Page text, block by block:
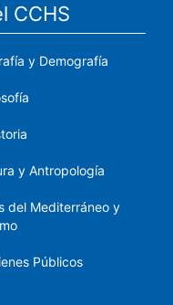
CCHS
y Demografía
y Antropología
del Mediterráneo y
Públicos